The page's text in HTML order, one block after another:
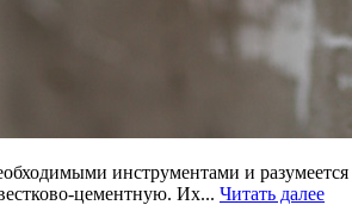
инструментами и разумеется
цементную. Их... Читать далее